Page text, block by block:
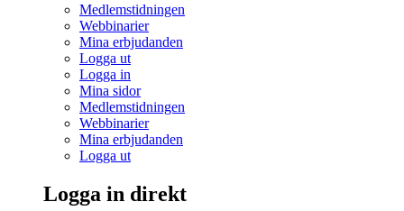
Medlemstidningen
Webbinarier
Mina erbjudanden
Logga ut
Logga in
Mina sidor
Medlemstidningen
Webbinarier
Mina erbjudanden
Logga ut
Logga in direkt